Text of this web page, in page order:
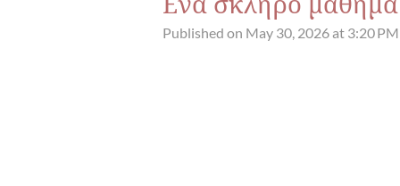
Published on May 30, 2026 at 3:20 PM